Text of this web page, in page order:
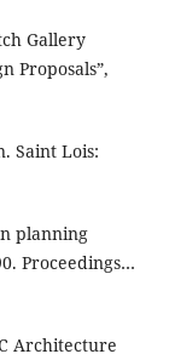
Gallery
Proposals”,
Saint Lois:
planning
Proceedings…
Architecture